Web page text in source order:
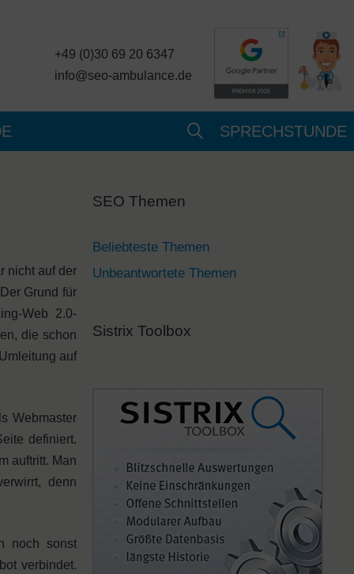
+49 (0)30 69 20 6347
info@seo-ambulance.de
SPRECHSTUNDE
nicht auf der
Grund für
Web 2.0-
die schon
auf
Webmaster
definiert.
auftritt. Man
denn
noch sonst
verbindet.
SEO Themen
Beliebteste Themen
Unbeantwortete Themen
Sistrix Toolbox